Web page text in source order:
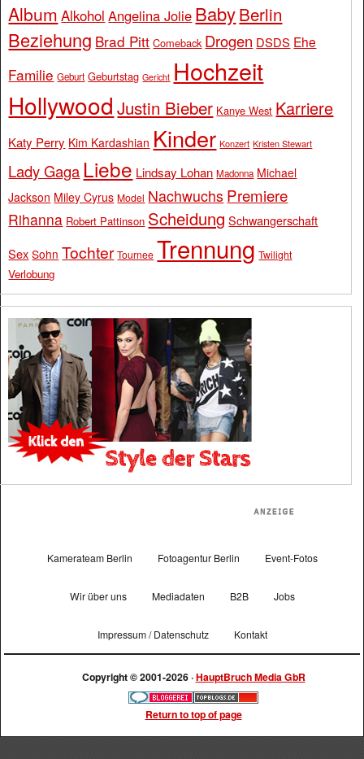
Album Alkohol Angelina Jolie BabyBerlin
Beziehung Brad Pitt Comeback Drogen DSDS Ehe
Familie Geburt Geburtstag Gericht Hochzeit
Hollywood Justin Bieber Kanye West Karriere
Katy Perry Kim Kardashian Kinder Konzert Kristen Stewart
Lady Gaga Liebe Lindsay Lohan Madonna Michael
Jackson Miley Cyrus Model Nachwuchs Premiere
Rihanna Robert Pattinson Scheidung Schwangerschaft
Sex Sohn Tochter Tournee Trennung Twilight
Verlobung
Kamerateam Berlin Fotoagentur Berlin Event-Fotos
Wir über uns Mediadaten B2B Jobs
Impressum / Datenschutz Kontakt
Copyright © 2001-2026 ·HauptBruch Media GbR
Return to top of page